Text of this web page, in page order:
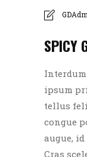
SPICY
Interdum
ipsum
tellus
congue
augue,
Cras